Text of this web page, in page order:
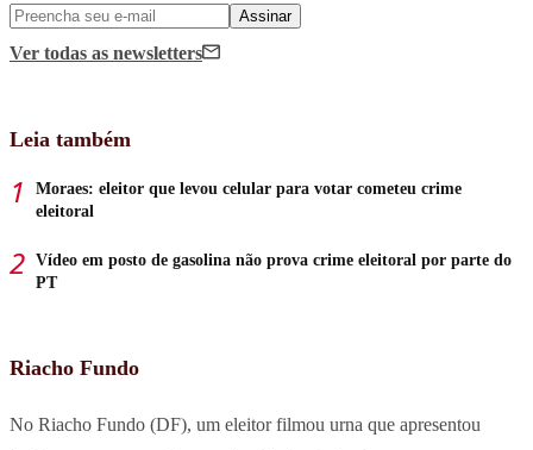
Assinar
Ver todas as newsletters
Leia também
Moraes: eleitor que levou celular para votar cometeu crime
eleitoral
Vídeo em posto de gasolina não prova crime eleitoral por parte do
PT
Riacho Fundo
No Riacho Fundo (DF), um eleitor filmou urna que apresentou